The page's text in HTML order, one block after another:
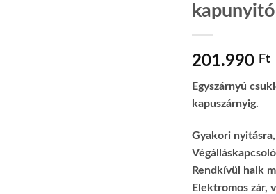
201.990 Ft
Egyszárnyú
kapuszárnyig.
Gyakori
Rendkívül halk
Elektromos zár,